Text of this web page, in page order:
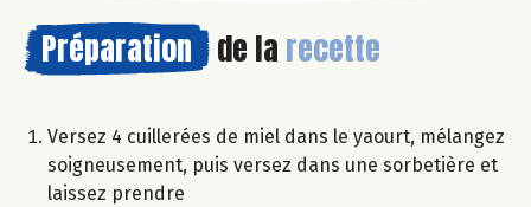
Préparation de la recette
Versez 4 cuillerées de miel dans le yaourt, mélangez
soigneusement, puis versez dans une sorbetière et
laissez prendre